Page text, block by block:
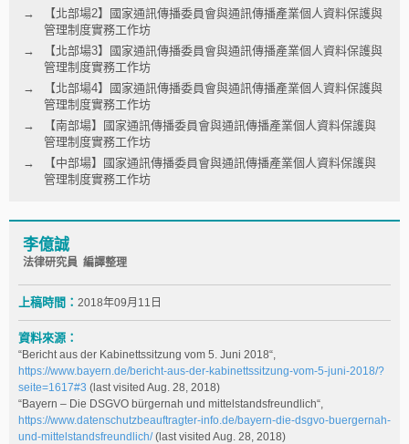
【北部場2】國家通訊傳播委員會與通訊傳播產業個人資料保護與
管理制度實務工作坊
【北部場3】國家通訊傳播委員會與通訊傳播產業個人資料保護與
管理制度實務工作坊
【北部場4】國家通訊傳播委員會與通訊傳播產業個人資料保護與
管理制度實務工作坊
【南部場】國家通訊傳播委員會與通訊傳播產業個人資料保護與
管理制度實務工作坊
【中部場】國家通訊傳播委員會與通訊傳播產業個人資料保護與
管理制度實務工作坊
李億誠
法律研究員 編譯整理
上稿時間： 2018年09月11日
資料來源：
“Bericht aus der Kabinettssitzung vom 5. Juni 2018“,
https://www.bayern.de/bericht-aus-der-kabinettssitzung-vom-5-juni-2018/?
seite=1617#3 (last visited Aug. 28, 2018)
“Bayern – Die DSGVO bürgernah und mittelstandsfreundlich“,
https://www.datenschutzbeauftragter-info.de/bayern-die-dsgvo-buergernah-
und-mittelstandsfreundlich/(last visited Aug. 28, 2018)